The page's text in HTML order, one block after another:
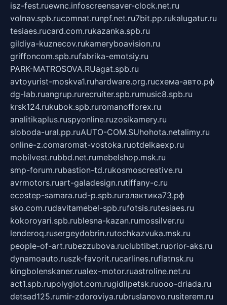
isz-fest.ruewnc.infoscreensaver-clock.net.ru
volnav.spb.rucomnat.runpf.net.ru7bit.pp.rukalugatur.ru
tesiaes.rucard.com.rukazanka.spb.ru
gildiya-kuznecov.rukameryboavision.ru
griffoncom.spb.rufabrika-emotsiy.ru
PARK-MATROSOVA.RUagat.spb.ru
avtoyurist-moskva1.ruhardware.org.ruсхема-авто.рф
dg-lab.ruangrup.rurecruiter.spb.rumusic8.spb.ru
krsk124.rukubok.spb.ruromanofforex.ru
analitikaplus.ruspyonline.ruzosikamery.ru
sloboda-ural.pp.ruAUTO-COM.SUhohota.netalimy.ru
online-z.comaromat-vostoka.ruotdelkaexp.ru
mobilvest.rubbd.net.rumebelshop.msk.ru
smp-forum.rubastion-td.rukosmoscreative.ru
avrmotors.ruart-galadesign.rutiffany-c.ru
ecostep-samara.rud-p.spb.ruгалактика73.рф
sko.com.rudavitamebel-spb.rufotsis.rutesiaes.ru
kokoroyari.spb.rublesna-kazan.rumossilver.ru
lenderoq.rusergeydobrin.rutochkazvuka.msk.ru
people-of-art.rubezzubova.ruclubtibet.ruorior-aks.ru
dynamoauto.ruszk-favorit.rucarlines.ruflatnsk.ru
kingbolenskaner.rualex-motor.ruastroline.net.ru
act1.spb.rupolyglot.com.rugidlipetsk.ruooo-driada.ru
detsad125.rumir-zdoroviya.rubruslanovo.rusiterem.ru